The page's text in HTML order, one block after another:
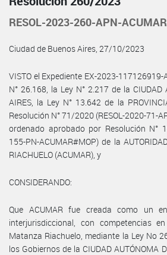
RESOL-2023-260-APN-
Ciudad de Buenos Aires, 27/10/2023
VISTO el Expediente EX-2023-117126919-
N° 26.168, la Ley N° 2.217 de la CIUDAD
AIRES, la Ley N° 13.642 de la
Resolución N° 71/2020 (RESOL-2020-71-
ordenado aprobado por Resolución N°
155-PN-ACUMAR#MOP) de la
RIACHUELO (ACUMAR), y
CONSIDERANDO:
Que ACUMAR fue creada como un
interjurisdiccional, con competencias
Matanza Riachuelo, mediante la Ley No
los Gobiernos de la CIUDAD AUTÓNOMA